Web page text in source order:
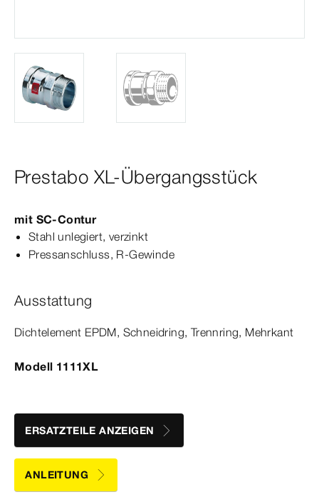
Prestabo XL-Übergangsstück
mit SC‑Contur
Stahl unlegiert, verzinkt
Press­anschluss, R-​Gewinde
Ausstattung
Dicht­element EPDM, Schneidring, Trennring, Mehrkant
Modell 1111XL
ERSATZTEILE ANZEIGEN
ANLEITUNG